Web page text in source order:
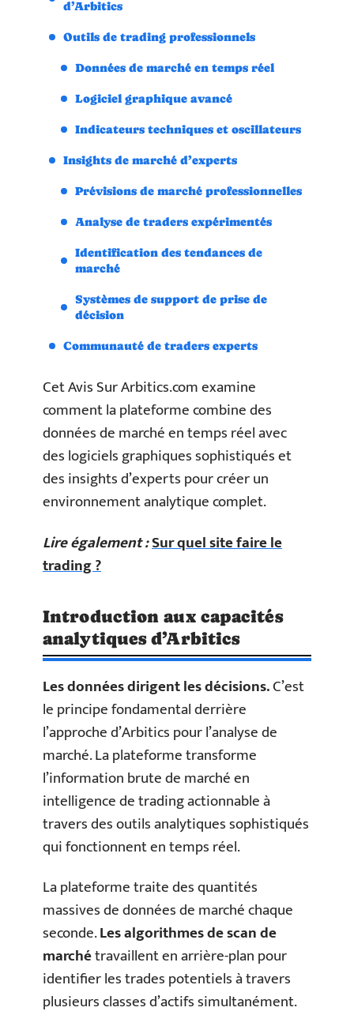
d’Arbitics
Outils de trading professionnels
Données de marché en temps réel
Logiciel graphique avancé
Indicateurs techniques et oscillateurs
Insights de marché d’experts
Prévisions de marché professionnelles
Analyse de traders expérimentés
Identification des tendances de
marché
Systèmes de support de prise de
décision
Communauté de traders experts
Cet Avis Sur Arbitics.com examine
comment la plateforme combine des
données de marché en temps réel avec
des logiciels graphiques sophistiqués et
des insights d’experts pour créer un
environnement analytique complet.
Lire également :Sur quel site faire le
trading ?
Introduction aux capacités
analytiques d’Arbitics
Les données dirigent les décisions.C’est
le principe fondamental derrière
l’approche d’Arbitics pour l’analyse de
marché. La plateforme transforme
l’information brute de marché en
intelligence de trading actionnable à
travers des outils analytiques sophistiqués
qui fonctionnent en temps réel.
La plateforme traite des quantités
massives de données de marché chaque
seconde.Les algorithmes de scan de
marchétravaillent en arrière-plan pour
identifier les trades potentiels à travers
plusieurs classes d’actifs simultanément.